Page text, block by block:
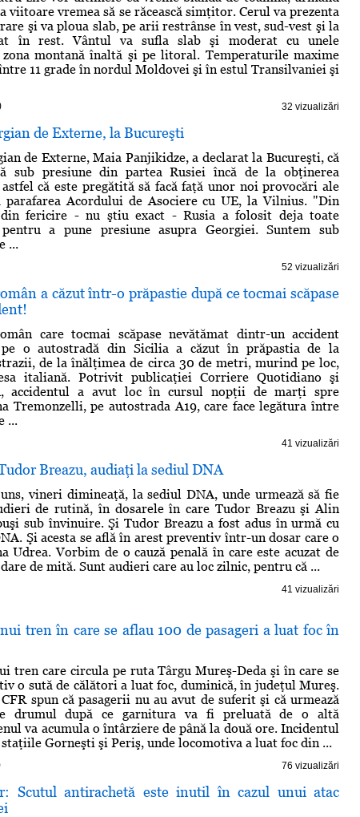
viitoare vremea să se răcească simţitor. Cerul va prezenta
şi va ploua slab, pe arii restrânse în vest, sud-vest şi la
în rest. Vântul va sufla slab şi moderat cu unele
montană înaltă şi pe litoral. Temperaturile maxime
11 grade în nordul Moldovei şi în estul Transilvaniei şi
32 vizualizări
de Externe, la Bucureşti
de Externe, Maia Panjikidze, a declarat la Bucureşti, că
sub presiune din partea Rusiei încă de la obţinerea
că este pregătită să facă faţă unor noi provocări ale
parafarea Acordului de Asociere cu UE, la Vilnius. "Din
fericire - nu ştiu exact - Rusia a folosit deja toate
a pune presiune asupra Georgiei. Suntem sub
...
52 vizualizări
a căzut într-o prăpastie după ce tocmai scăpase
care tocmai scăpase nevătămat dintr-un accident
o autostradă din Sicilia a căzut în prăpastia de la
de la înălţimea de circa 30 de metri, murind pe loc,
italiană. Potrivit publicaţiei Corriere Quotidiano şi
accidentul a avut loc în cursul nopţii de marţi spre
Tremonzelli, pe autostrada A19, care face legătura între
...
41 vizualizări
Breazu, audiaţi la sediul DNA
vineri dimineaţă, la sediul DNA, unde urmează să fie
de rutină, în dosarele în care Tudor Breazu şi Alin
sub învinuire. Şi Tudor Breazu a fost adus în urmă cu
Şi acesta se află în arest preventiv într-un dosar care o
Udrea. Vorbim de o cauză penală în care este acuzat de
de mită. Sunt audieri care au loc zilnic, pentru că ...
41 vizualizări
tren în care se aflau 100 de pasageri a luat foc în
tren care circula pe ruta Târgu Mureş-Deda şi în care se
o sută de călători a luat foc, duminică, în judeţul Mureş.
spun că pasagerii nu au avut de suferit şi că urmează
drumul după ce garnitura va fi preluată de o altă
va acumula o întârziere de până la două ore. Incidentul
Gorneşti şi Periş, unde locomotiva a luat foc din ...
76 vizualizări
Scutul antirachetă este inutil în cazul unui atac